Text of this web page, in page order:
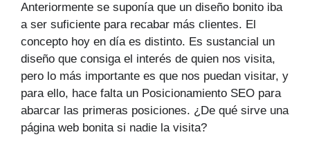
Anteriormente se suponía que un diseño bonito iba
a ser suficiente para recabar más clientes. El
concepto hoy en día es distinto. Es sustancial un
diseño que consiga el interés de quien nos visita,
pero lo más importante es que nos puedan visitar, y
para ello, hace falta un Posicionamiento SEO para
abarcar las primeras posiciones. ¿De qué sirve una
página web bonita si nadie la visita?